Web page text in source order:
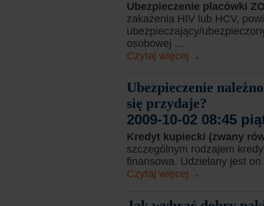
Ubezpieczenie placówki
zakażenia HIV lub HCV,
ubezpieczający/
osobowej ...
Czytaj więcej
Ubezpieczenie
się przydaje?
2009-10-02 08:45
Kredyt kupiecki (zwany
szczególnym rodzajem
finansowa. Udzielany jest
Czytaj więcej